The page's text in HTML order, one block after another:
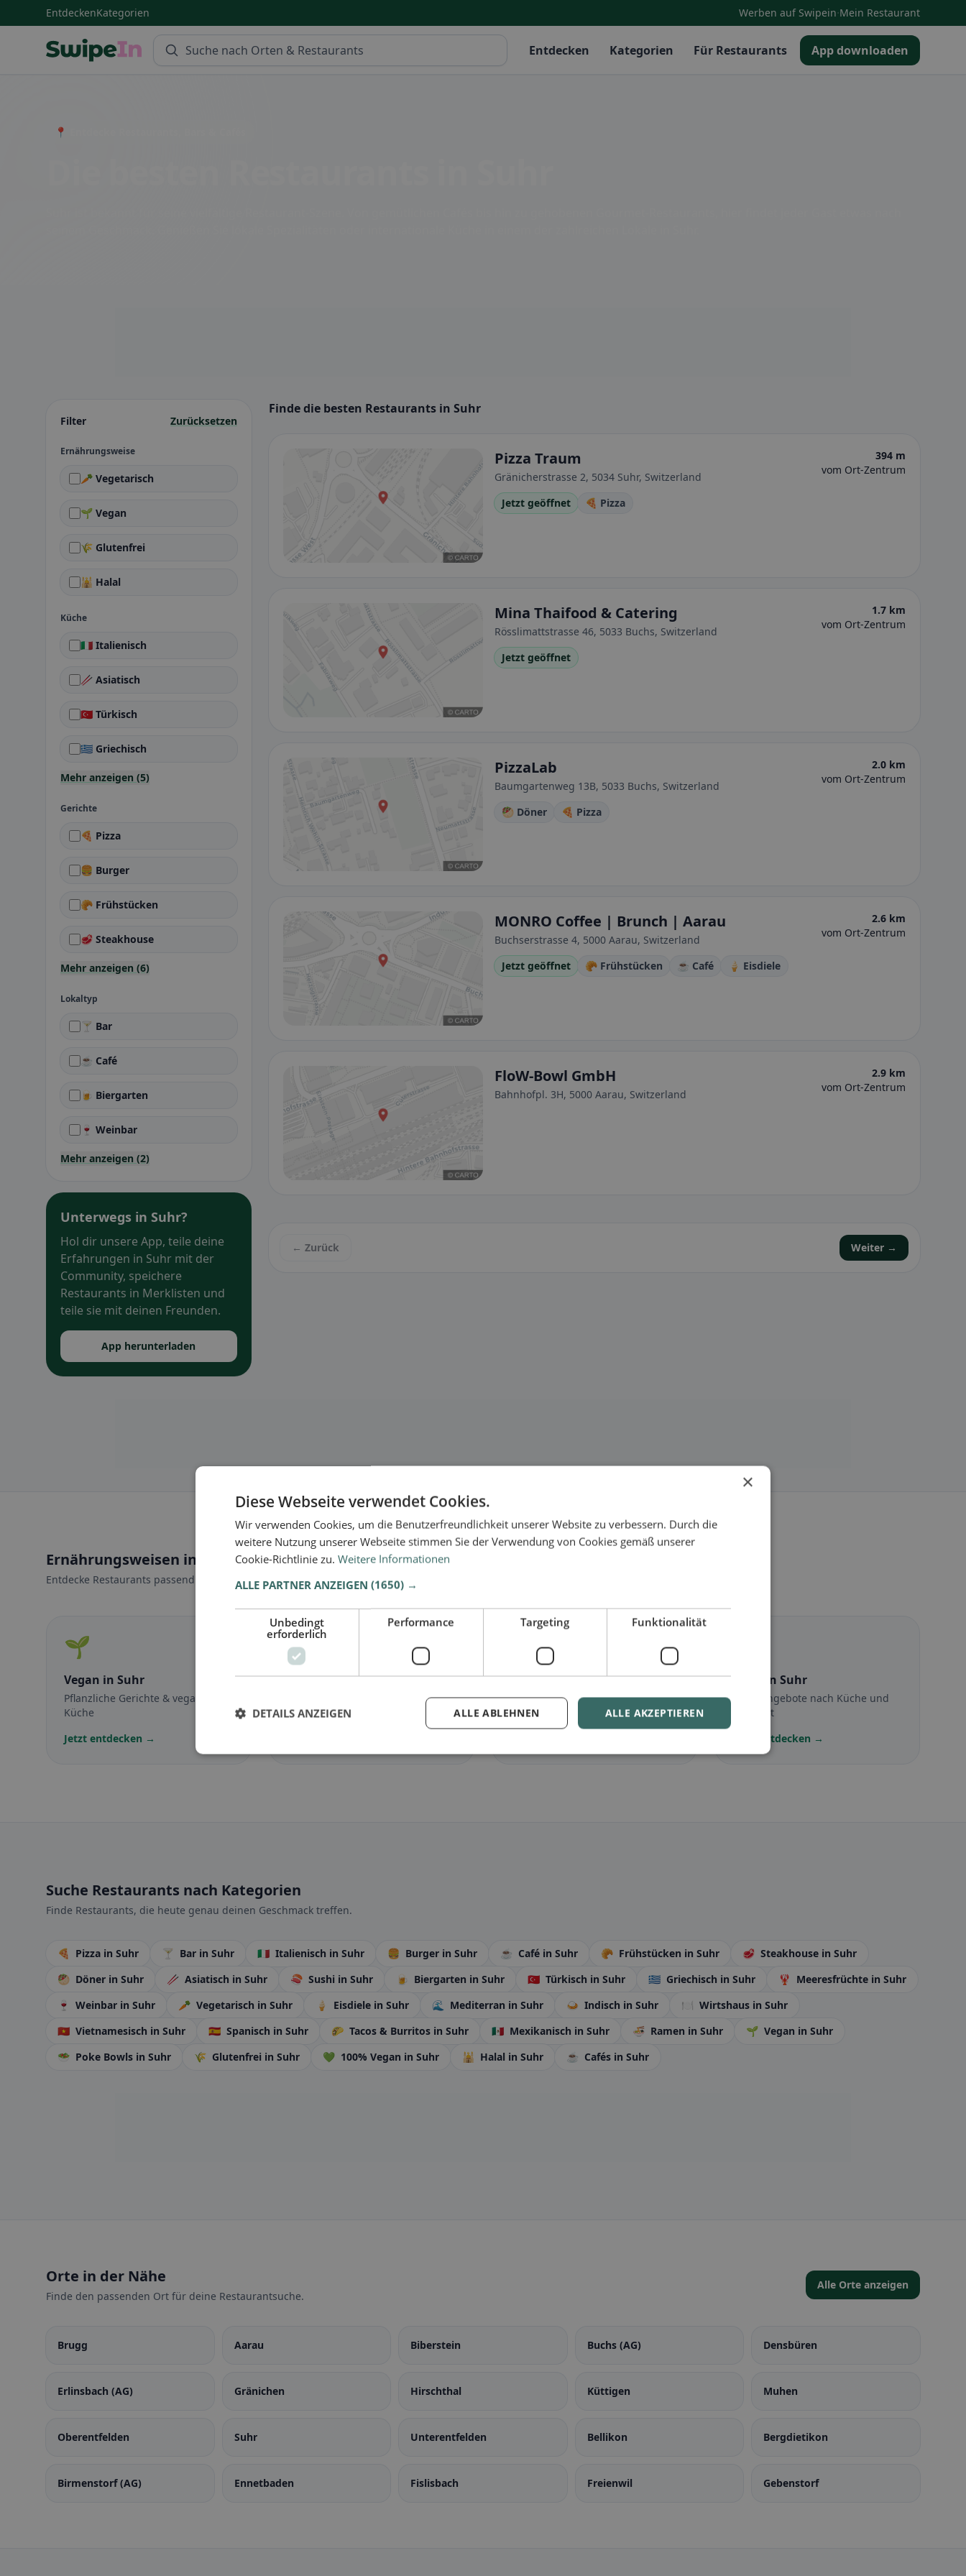
EntdeckenKategorien Werben auf Swipein·Mein Restaurant
Entdecken Kategorien Für Restaurants App downloaden
📍 Entdecke Restaurants, Bars & Cafés
Filter Zurücksetzen
Ernährungsweise
🥕 Vegetarisch
🌱 Vegan
🌾 Glutenfrei
🕌 Halal
Küche
🇮🇹 Italienisch
🥢 Asiatisch
🇹🇷 Türkisch
🇬🇷 Griechisch
Mehr anzeigen (5)
Gerichte
🍕 Pizza
🍔 Burger
🥐 Frühstücken
🥩 Steakhouse
Mehr anzeigen (6)
Lokaltyp
🍸 Bar
☕ Café
🍺 Biergarten
🍷 Weinbar
Mehr anzeigen (2)
Unterwegs in Suhr?
Hol dir unsere App, teile deine
Erfahrungen in Suhr mit der
Community, speichere
Restaurants in Merklisten und
teile sie mit deinen Freunden.
App herunterladen
Finde die besten Restaurants in Suhr
Pizza Traum
Gränicherstrasse 2, 5034 Suhr, Switzerland
394 m
vom Ort-Zentrum
Jetzt geöffnet 🍕 Pizza
Mina Thaifood & Catering
Rösslimattstrasse 46, 5033 Buchs, Switzerland
1.7 km
vom Ort-Zentrum
Jetzt geöffnet
PizzaLab
Baumgartenweg 13B, 5033 Buchs, Switzerland
2.0 km
vom Ort-Zentrum
🥙 Döner 🍕 Pizza
MONRO Coffee | Brunch | Aarau
Buchserstrasse 4, 5000 Aarau, Switzerland
2.6 km
vom Ort-Zentrum
Jetzt geöffnet 🥐 Frühstücken ☕ Café 🍦 Eisdiele
FloW-Bowl GmbH
Bahnhofpl. 3H, 5000 Aarau, Switzerland
2.9 km
vom Ort-Zentrum
← Zurück Weiter →
Ernährungsweisen in Suhr
Entdecke Restaurants passend zu deiner Ernährungsweise.
🌱
Vegan in Suhr
Pflanzliche Gerichte & vegane
Küche
Jetzt entdecken →
🥕
Vegetarischin Suhr
vegetarische Klassiker
Glutenfreiin Suhr
Glutenfreie Optionen &
Community-Tipps
in Suhr
Halal-Angebote nach Küche und
Standort
Jetzt entdecken →
Suche Restaurants nach Kategorien
Finde Restaurants, die heute genau deinen Geschmack treffen.
🍕 Pizza in Suhr 🍸 Bar in Suhr 🇮🇹 Italienisch in Suhr 🍔 Burger in Suhr ☕ Café in Suhr 🥐 Frühstücken in Suhr 🥩 Steakhouse in Suhr
🥙 Döner in Suhr 🥢 Asiatisch in Suhr 🍣 Sushi in Suhr 🍺 Biergarten in Suhr 🇹🇷 Türkisch in Suhr 🇬🇷 Griechisch in Suhr 🦞 Meeresfrüchte in Suhr
🍷
Weinbar in Suhr 🥕 Vegetarisch in Suhr 🍦 Eisdiele in Suhr 🌊 Mediterran in Suhr 🍛 Indisch in Suhr 🍽️ Wirtshaus in Suhr
🇻🇳 Vietnamesisch in Suhr 🇪🇸 Spanisch in Suhr 🌮 Tacos & Burritos in Suhr 🇲🇽 Mexikanisch in Suhr 🍜 Ramen in Suhr 🌱 Vegan in Suhr
🥗 Poke Bowls in Suhr 🌾 Glutenfrei in Suhr 💚 100% Vegan in Suhr 🕌 Halal in Suhr ☕ Cafés in Suhr
Orte in der Nähe
Finde den passenden Ort für deine Restaurantsuche.
Alle Orte anzeigen
Brugg Aarau Biberstein Buchs (AG) Densbüren
Erlinsbach (AG) Gränichen Hirschthal Küttigen Muhen
Oberentfelden Suhr Unterentfelden Bellikon Bergdietikon
Birmenstorf (AG) Ennetbaden Fislisbach Freienwil Gebenstorf
×
Diese Webseite verwendet Cookies.
Wir verwenden Cookies, um die Benutzerfreundlichkeit unserer Website zu verbessern. Durch die
weitere Nutzung unserer Webseite stimmen Sie der Verwendung von Cookies gemäß unserer
Cookie-Richtlinie zu. Weitere Informationen
ALLE PARTNER ANZEIGEN (1650) →
Unbedingt
erforderlich
Performance Targeting Funktionalität
ALLE AKZEPTIEREN
ALLE ABLEHNEN
DETAILS ANZEIGEN